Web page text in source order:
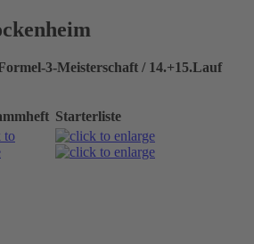
3-Meisterschaft / 14.+15.Lauf
Starterliste